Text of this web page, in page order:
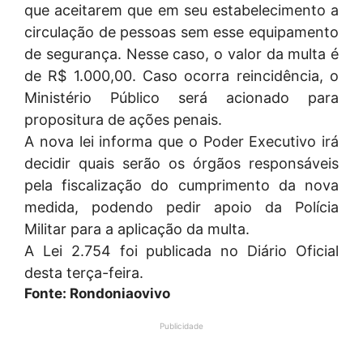
que aceitarem que em seu estabelecimento a
circulação de pessoas sem esse equipamento
de segurança. Nesse caso, o valor da multa é
de R$ 1.000,00. Caso ocorra reincidência, o
Ministério Público será acionado para
propositura de ações penais.
A nova lei informa que o Poder Executivo irá
decidir quais serão os órgãos responsáveis
pela fiscalização do cumprimento da nova
medida, podendo pedir apoio da Polícia
Militar para a aplicação da multa.
A Lei 2.754 foi publicada no Diário Oficial
desta terça-feira.
Fonte: Rondoniaovivo
Publicidade